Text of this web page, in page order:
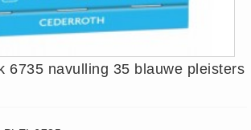
6735 navulling 35 blauwe pleisters